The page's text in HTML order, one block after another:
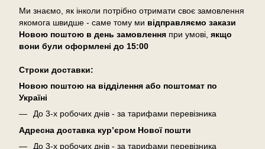
Ми знаємо, як інколи потрібно отримати своє замовлення
якомога швидше - саме тому ми відправляємо закази
Новою поштою в день замовлення при умові, якщо
вони були оформлені до 15:00
Cтроки доставки:
Новою поштою на відділення або поштомат по
Україні
До 3-х робочих днів - за тарифами перевізника
Адресна доставка кур’єром Нової пошти
До 3-х робочих днів - за тарифами перевізника